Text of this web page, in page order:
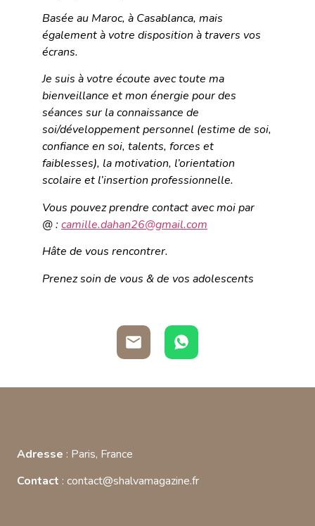
Basée au Maroc, à Casablanca, mais
également à votre disposition à travers vos
écrans.
Je suis à votre écoute avec toute ma
bienveillance et mon énergie pour des
séances sur la connaissance de
soi/développement personnel (estime de soi,
confiance en soi, talents, forces et
faiblesses), la motivation, l’orientation
scolaire et l’insertion professionnelle.
Vous pouvez prendre contact avec moi par
@ : camille.dahan26@gmail.com
Hâte de vous rencontrer.
Prenez soin de vous & de vos adolescents
Adresse : Paris, France
Contact : contact@shalvamagazine.fr